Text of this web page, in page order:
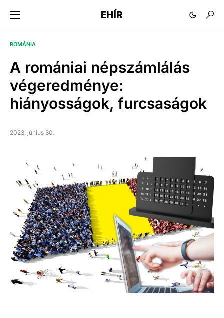
EHÍR
ROMÁNIA
A romániai népszámlálás
végeredménye:
hiányosságok, furcsaságok
2023. június 30.